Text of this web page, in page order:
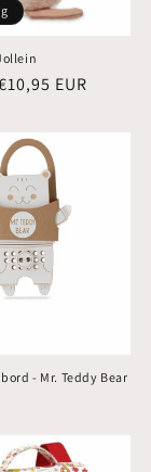
EUR
- Mr. Teddy Bear